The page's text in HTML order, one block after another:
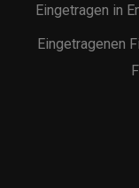
Eingetragen in
Eingetragenen